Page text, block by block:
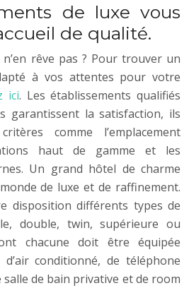
de luxe vous
de qualité.
rêve pas ? Pour trouver un
à vos attentes pour votre
ici. Les établissements qualifiés
garantissent la satisfaction, ils
comme l’emplacement
haut de gamme et les
Un grand hôtel de charme
de luxe et de raffinement.
disposition différents types de
double, twin, supérieure ou
chacune doit être équipée
d’air conditionné, de téléphone
de bain privative et de room